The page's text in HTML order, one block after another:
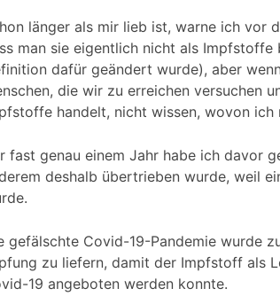
länger als mir lieb ist, warne ich vor
man sie eigentlich nicht als
dafür geändert wurde), aber
die wir zu erreichen versuchen
handelt, nicht wissen, wovon ich
fast genau einem Jahr habe ich davor
deshalb übertrieben wurde, weil
gefälschte Covid-19-Pandemie wurde
zu liefern, damit der Impfstoff als
19 angeboten werden konnte.